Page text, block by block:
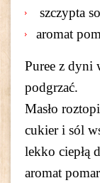
szczypta
aromat
Puree z dyni
podgrzać.
Masło
cukier i sól
lekko ciepłą
aromat